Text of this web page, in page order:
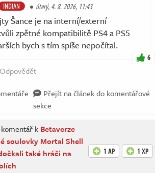
INDIAN úterý, 4. 8. 2026, 11:43
Šance je na interní/externí
zpětné kompatibilitě PS4 a PS5
bych s tím spíše nepočítal.
6
Odpovědět
Přejít na článek do komentářové
sekce
k Betaverze
soulovky Mortal Shell
také hráči na
1 AP 1 XP